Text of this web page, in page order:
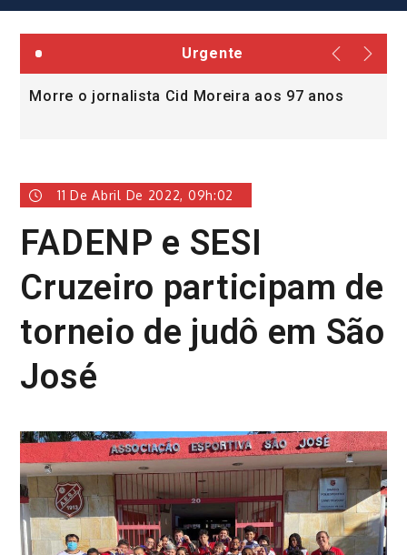
Urgente
Morre o jornalista Cid Moreira aos 97 anos
11 De Abril De 2022, 09h:02
FADENP e SESI
Cruzeiro participam de
torneio de judô em São
José